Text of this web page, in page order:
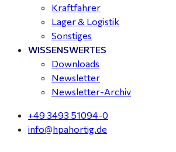
Kraftfahrer
Lager & Logistik
Sonstiges
WISSENSWERTES
Downloads
Newsletter
Newsletter-Archiv
+49 3493 51094-0
info@hpahortig.de